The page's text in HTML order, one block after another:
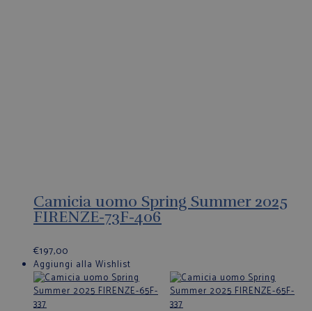
Camicia uomo Spring Summer 2025
FIRENZE-73F-406
€197,00
Aggiungi alla Wishlist